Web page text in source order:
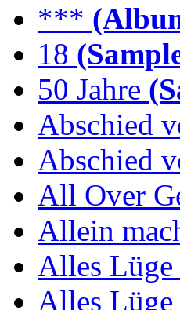
***
18
50 Jahre
Abschied
Abschied
All Over
Allein
Alles Lüge
Alles Lüge